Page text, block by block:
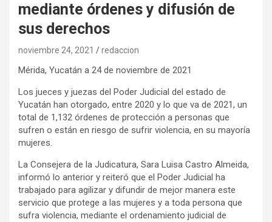
mediante órdenes y difusión de
sus derechos
noviembre 24, 2021 redaccion
Mérida, Yucatán a 24 de noviembre de 2021
Los jueces y juezas del Poder Judicial del estado de
Yucatán han otorgado, entre 2020 y lo que va de 2021, un
total de 1,132 órdenes de protección a personas que
sufren o están en riesgo de sufrir violencia, en su mayoría
mujeres.
La Consejera de la Judicatura, Sara Luisa Castro Almeida,
informó lo anterior y reiteró que el Poder Judicial ha
trabajado para agilizar y difundir de mejor manera este
servicio que protege a las mujeres y a toda persona que
sufra violencia, mediante el ordenamiento judicial de